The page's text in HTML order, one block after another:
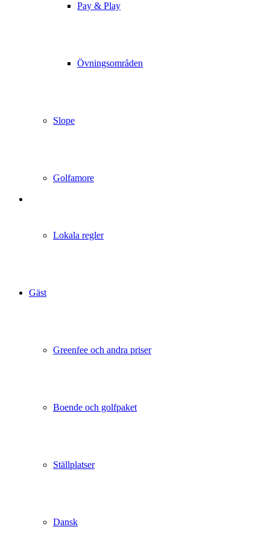
Pay & Play
Övningsområden
Slope
Golfamore
Lokala regler
Gäst
Greenfee och andra priser
Boende och golfpaket
Ställplatser
Dansk